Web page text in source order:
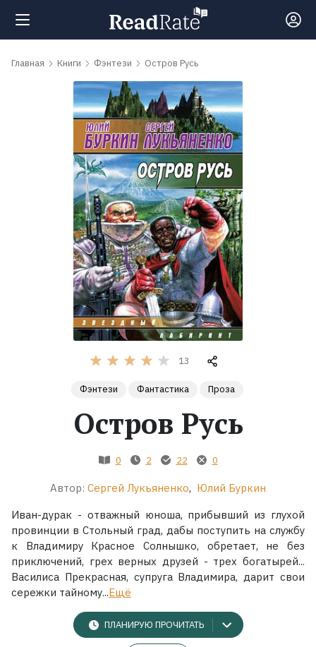
Поиск
Рейтинги
обсуждаемые
Экранизации
Главная Книги Фэнтези Остров Русь
13
Фэнтези Фантастика Проза
Остров Русь
0 2 22 0
Автор: Сергей Лукьяненко, Юлий Буркин
Иван-дурак - отважный юноша, прибывший из глухой
провинции в Стольный град, дабы поступить на службу
к Владимиру Красное Солнышко, обретает, не без
приключений, грех верных друзей - трех богатырей...
Василиса Прекрасная, супруга Владимира, дарит свои
сережки тайному...Ещё
ПЛАНИРУЮ ПРОЧИТАТЬ